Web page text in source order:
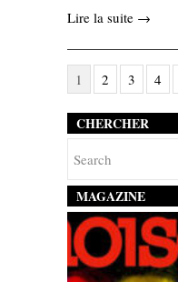
Lire la suite →
1 2 3 4
CHERCHER
MAGAZINE